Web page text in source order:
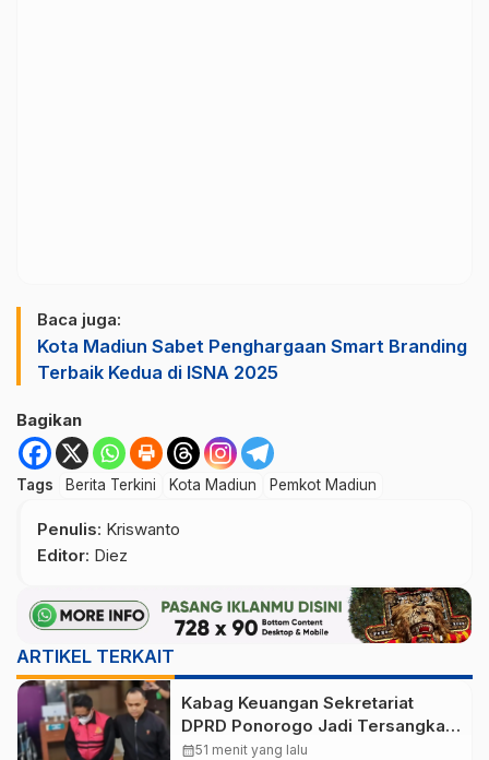
Baca juga:
Kota Madiun Sabet Penghargaan Smart Branding
Terbaik Kedua di ISNA 2025
Bagikan
Tags Berita Terkini Kota Madiun Pemkot Madiun
Penulis: Kriswanto
Editor: Diez
ARTIKEL TERKAIT
Kabag Keuangan Sekretariat
DPRD Ponorogo Jadi Tersangka
Kasus Dugaan Korupsi Tunjangan
calendar_month51 menit yang lalu